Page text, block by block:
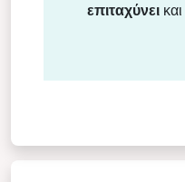
επιταχύνει και